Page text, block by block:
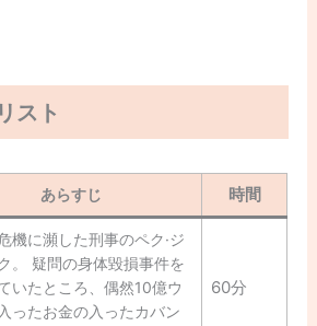
スト
あらすじ 時間
機に瀕した刑事のペク·ジ
。 疑問の身体毀損事件を
いたところ、偶然10億ウ
ったお金の入ったカバン
60分